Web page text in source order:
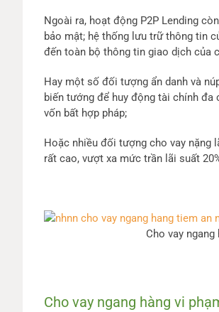
Ngoài ra, hoạt động P2P Lending
bảo mật; hệ thống lưu trữ thông tin
đến toàn bộ thông tin giao dịch của
Hay một số đối tượng ẩn danh và
biến tướng để huy động tài chính đa
vốn bất hợp pháp;
Hoặc nhiều đối tượng cho vay nặng
rất cao, vượt xa mức trần lãi suất
Cho vay
Cho vay ngang hàng vi